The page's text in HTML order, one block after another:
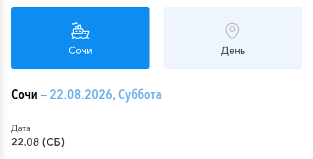
Сочи День
Сочи— 22.08.2026, Суббота
Дата
22.08 (СБ)